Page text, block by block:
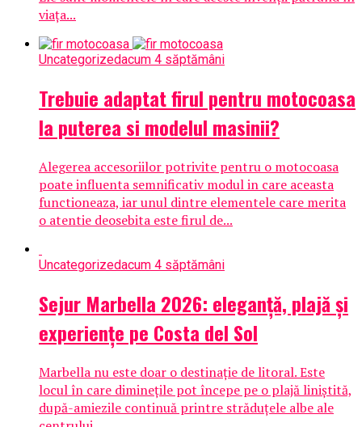
viața...
Uncategorizedacum 4 săptămâni
​Trebuie adaptat firul pentru motocoasa
la puterea si modelul masinii?
Alegerea accesoriilor potrivite pentru o motocoasa
poate influenta semnificativ modul in care aceasta
functioneaza, iar unul dintre elementele care merita
o atentie deosebita este firul de...
Uncategorizedacum 4 săptămâni
Sejur Marbella 2026: eleganță, plajă și
experiențe pe Costa del Sol
Marbella nu este doar o destinație de litoral. Este
locul în care diminețile pot începe pe o plajă liniștită,
după-amiezile continuă printre străduțele albe ale